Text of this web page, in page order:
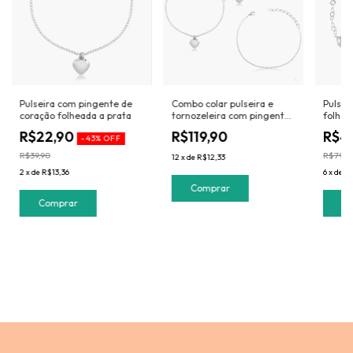
Pulseira com pingente de
coração folheada a prata
R$22,90 -43%OFF
R$39,90
2 xdeR$13,36
Combo colar pulseira e
tornozeleira com pingente
de coração
R$119,90
12xdeR$12,33
6xde